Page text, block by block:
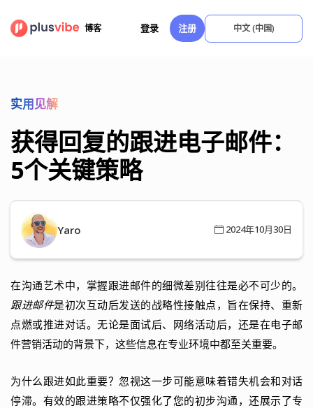
博客 登录 注册 中文 (中国)
实用见解
获得回复的跟进电子邮件：
5个关键策略
Yaro 2024年10月30日
在沟通艺术中，掌握跟进邮件的细微差别往往是必不可少的。
跟进邮件是初次互动后发送的战略性接触点，旨在保持、重新
点燃或推进对话。无论是面试后、网络活动后，还是在电子邮
件营销活动的背景下，这些信息在专业环境中都至关重要。
为什么跟进如此重要？忽视这一步可能意味着错失机会和对话
停滞。有效的跟进策略不仅强化了您的初步沟通，还展示了专